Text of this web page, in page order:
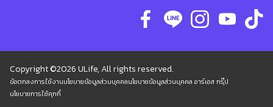
Copyright ©2026 ULife, All rights reserved.
ข้อตกลงการใช้งานนโยบายข้อมูลส่วนบุคคลนโยบายข้อมูลส่วนบุคคล อาร์เอส กรุ๊ป
นโยบายการใช้คุกกี้